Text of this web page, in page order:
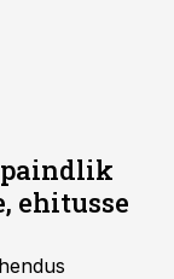
ehitusse